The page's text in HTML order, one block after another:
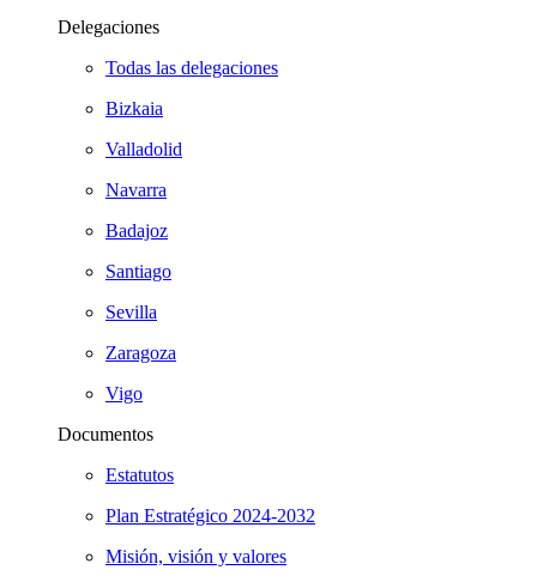
Delegaciones
Todas las delegaciones
Bizkaia
Valladolid
Navarra
Badajoz
Santiago
Sevilla
Zaragoza
Vigo
Documentos
Estatutos
Plan Estratégico 2024-2032
Misión, visión y valores